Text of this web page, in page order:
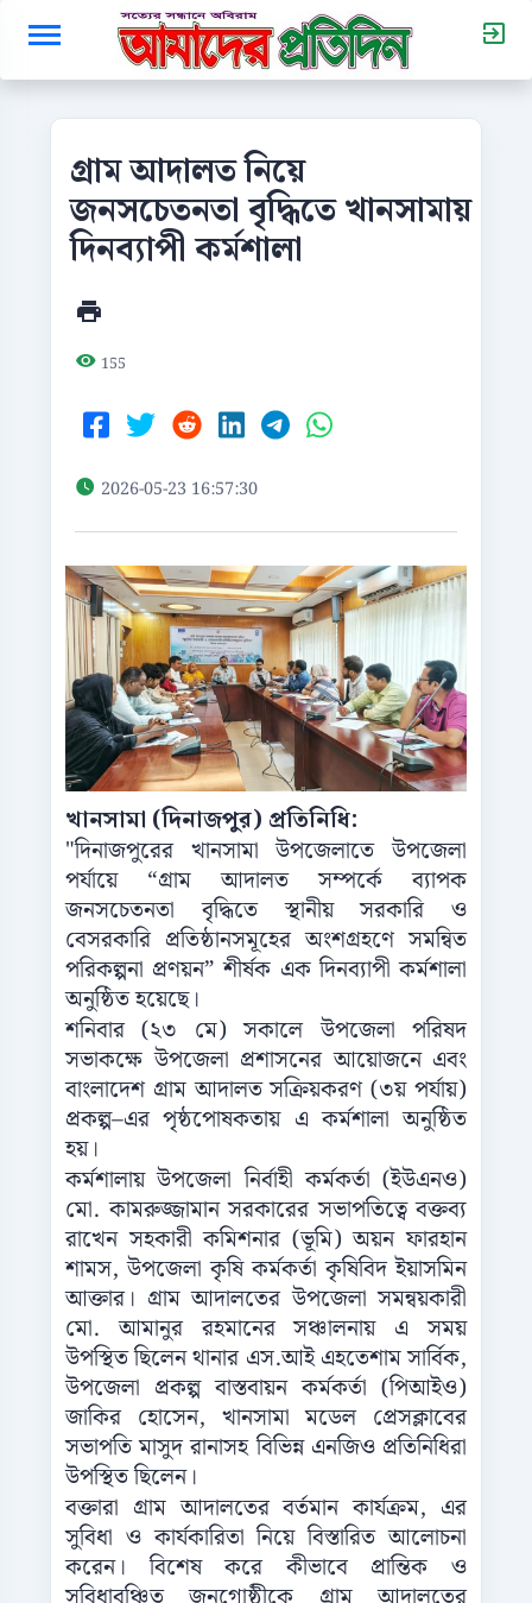
গ্রাম আদালত নিয়ে
জনসচেতনতা বৃদ্ধিতে খানসামায়
দিনব্যাপী কর্মশালা
155
2026-05-23 16:57:30
খানসামা (দিনাজপুর) প্রতিনিধি:
"দিনাজপুরের খানসামা উপজেলাতে উপজেলা
পর্যায়ে “গ্রাম আদালত সম্পর্কে ব্যাপক
জনসচেতনতা বৃদ্ধিতে স্থানীয় সরকারি ও
বেসরকারি প্রতিষ্ঠানসমূহের অংশগ্রহণে সমন্বিত
পরিকল্পনা প্রণয়ন” শীর্ষক এক দিনব্যাপী কর্মশালা
অনুষ্ঠিত হয়েছে।
শনিবার (২৩ মে) সকালে উপজেলা পরিষদ
সভাকক্ষে উপজেলা প্রশাসনের আয়োজনে এবং
বাংলাদেশ গ্রাম আদালত সক্রিয়করণ (৩য় পর্যায়)
প্রকল্প–এর পৃষ্ঠপোষকতায় এ কর্মশালা অনুষ্ঠিত
হয়।
কর্মশালায় উপজেলা নির্বাহী কর্মকর্তা (ইউএনও)
মো. কামরুজ্জামান সরকারের সভাপতিত্বে বক্তব্য
রাখেন সহকারী কমিশনার (ভূমি) অয়ন ফারহান
শামস, উপজেলা কৃষি কর্মকর্তা কৃষিবিদ ইয়াসমিন
আক্তার। গ্রাম আদালতের উপজেলা সমন্বয়কারী
মো. আমানুর রহমানের সঞ্চালনায় এ সময়
উপস্থিত ছিলেন থানার এস.আই এহতেশাম সার্বিক,
উপজেলা প্রকল্প বাস্তবায়ন কর্মকর্তা (পিআইও)
জাকির হোসেন, খানসামা মডেল প্রেসক্লাবের
সভাপতি মাসুদ রানাসহ বিভিন্ন এনজিও প্রতিনিধিরা
উপস্থিত ছিলেন।
বক্তারা গ্রাম আদালতের বর্তমান কার্যক্রম, এর
সুবিধা ও কার্যকারিতা নিয়ে বিস্তারিত আলোচনা
করেন। বিশেষ করে কীভাবে প্রান্তিক ও